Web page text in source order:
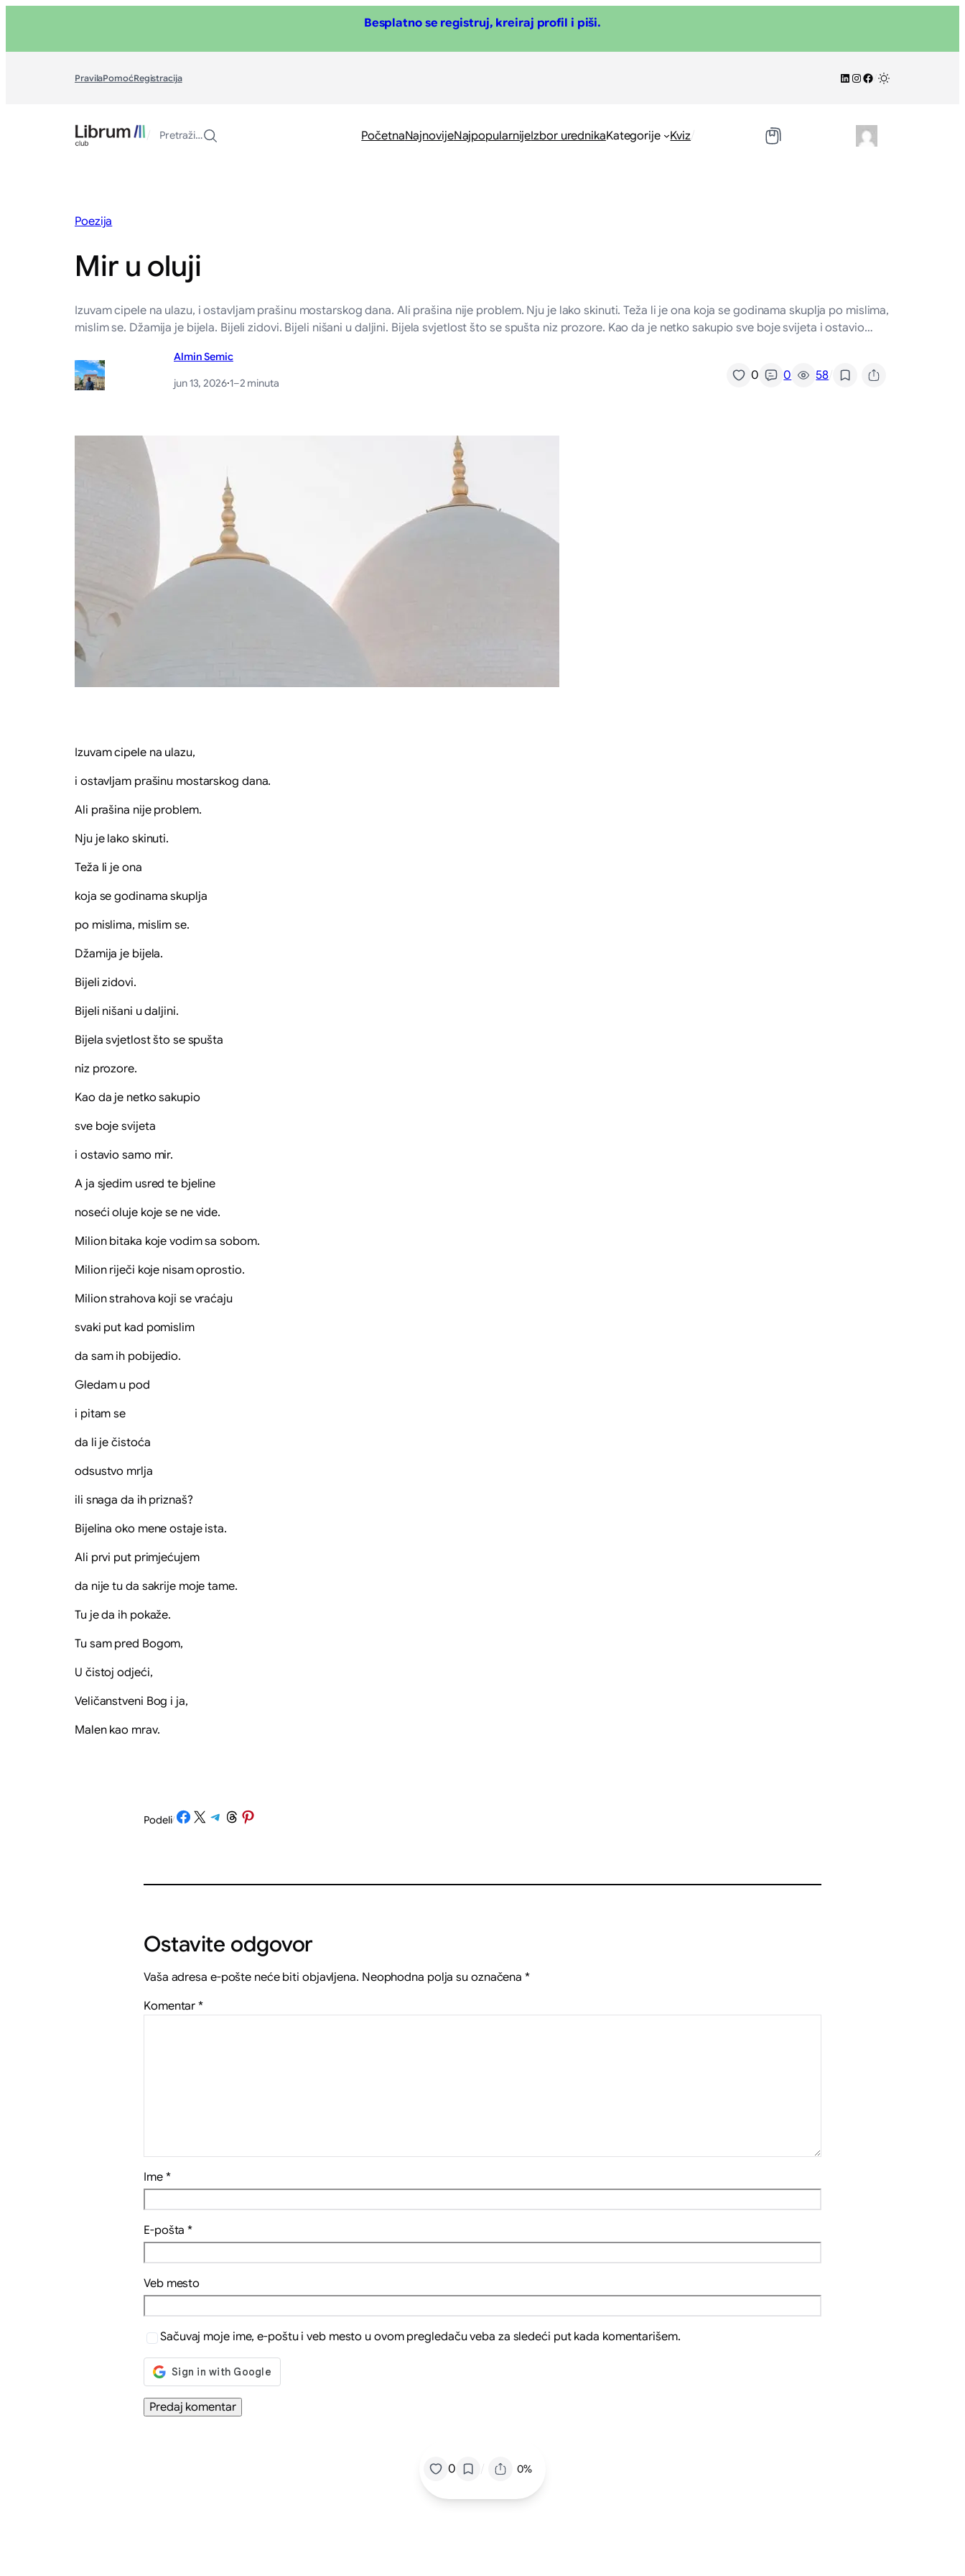
sadržaj
Besplatno se registruj, kreiraj profil i piši.
PravilaPomoćRegistracija LinkedIn
Instagram
Facebook
/ Pretraži… PočetnaNajnovijeNajpopularnijeIzbor urednikaKategorije Kviz/
Poezija
Mir u oluji
Izuvam cipele na ulazu, i ostavljam prašinu mostarskog dana. Ali prašina nije problem. Nju je lako skinuti. Teža li je ona koja se godinama skuplja po mislima,
mislim se. Džamija je bijela. Bijeli zidovi. Bijeli nišani u daljini. Bijela svjetlost što se spušta niz prozore. Kao da je netko sakupio sve boje svijeta i ostavio…
Almin Semic
jun 13, 2026·1–2 minuta
0 0 58/
Izuvam cipele na ulazu,
i ostavljam prašinu mostarskog dana.
Ali prašina nije problem.
Nju je lako skinuti.
Teža li je ona
koja se godinama skuplja
po mislima, mislim se.
Džamija je bijela.
Bijeli zidovi.
Bijeli nišani u daljini.
Bijela svjetlost što se spušta
niz prozore.
Kao da je netko sakupio
sve boje svijeta
i ostavio samo mir.
A ja sjedim usred te bjeline
noseći oluje koje se ne vide.
Milion bitaka koje vodim sa sobom.
Milion riječi koje nisam oprostio.
Milion strahova koji se vraćaju
svaki put kad pomislim
da sam ih pobijedio.
Gledam u pod
i pitam se
da li je čistoća
odsustvo mrlja
ili snaga da ih priznaš?
Bijelina oko mene ostaje ista.
Ali prvi put primjećujem
da nije tu da sakrije moje tame.
Tu je da ih pokaže.
Tu sam pred Bogom,
U čistoj odjeći,
Veličanstveni Bog i ja,
Malen kao mrav.
Podeli/Share on Facebook
Share on X Share on Telegram
Share on Threads
Share on Pinterest
Ostavite odgovor
Vaša adresa e-pošte neće biti objavljena. Neophodna polja su označena*
Komentar*
Ime *
E-pošta*
Veb mesto
Sačuvaj moje ime, e-poštu i veb mesto u ovom pregledaču veba za sledeći put kada komentarišem.
0 / 0%